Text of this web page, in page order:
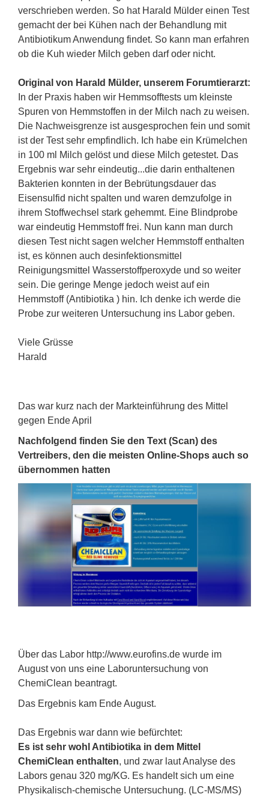
verschrieben werden. So hat Harald Mülder einen Test
gemacht der bei Kühen nach der Behandlung mit
Antibiotikum Anwendung findet. So kann man erfahren
ob die Kuh wieder Milch geben darf oder nicht.
Original von Harald Mülder, unserem Forumtierarzt:
In der Praxis haben wir Hemmsofftests um kleinste
Spuren von Hemmstoffen in der Milch nach zu weisen.
Die Nachweisgrenze ist ausgesprochen fein und somit
ist der Test sehr empfindlich. Ich habe ein Krümelchen
in 100 ml Milch gelöst und diese Milch getestet. Das
Ergebnis war sehr eindeutig...die darin enthaltenen
Bakterien konnten in der Bebrütungsdauer das
Eisensulfid nicht spalten und waren demzufolge in
ihrem Stoffwechsel stark gehemmt. Eine Blindprobe
war eindeutig Hemmstoff frei. Nun kann man durch
diesen Test nicht sagen welcher Hemmstoff enthalten
ist, es können auch desinfektionsmittel
Reinigungsmittel Wasserstoffperoxyde und so weiter
sein. Die geringe Menge jedoch weist auf ein
Hemmstoff (Antibiotika ) hin. Ich denke ich werde die
Probe zur weiteren Untersuchung ins Labor geben.
Viele Grüsse
Harald
Das war kurz nach der Markteinführung des Mittel
gegen Ende April
Nachfolgend finden Sie den Text (Scan) des
Vertreibers, den die meisten Online-Shops auch so
übernommen hatten
Über das Labor http://www.eurofins.de wurde im
August von uns eine Laboruntersuchung von
ChemiClean beantragt.
Das Ergebnis kam Ende August.
Das Ergebnis war dann wie befürchtet:
Es ist sehr wohl Antibiotika in dem Mittel
ChemiClean enthalten, und zwar laut Analyse des
Labors genau 320 mg/KG. Es handelt sich um eine
Physikalisch-chemische Untersuchung. (LC-MS/MS)